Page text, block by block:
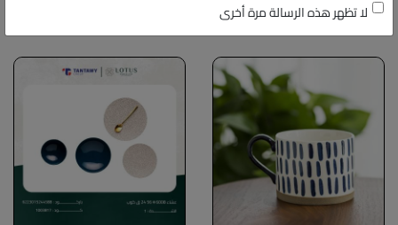
لا تظهر هذه الرسالة مرة أخرى